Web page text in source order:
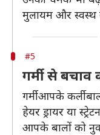
मुलायम और स्वस्थ
#5
गर्मी से बचाव
गर्मी आपके कर्ली
हेयर ड्रायर या
आपके बालों को